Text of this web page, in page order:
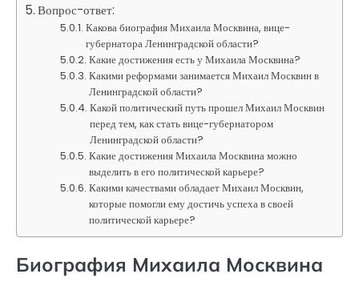
Вопрос-ответ:
Какова биография Михаила Москвина, вице-
губернатора Ленинградской области?
Какие достижения есть у Михаила Москвина?
Какими реформами занимается Михаил Москвин в
Ленинградской области?
Какой политический путь прошел Михаил Москвин
перед тем, как стать вице-губернатором
Ленинградской области?
Какие достижения Михаила Москвина можно
выделить в его политической карьере?
Какими качествами обладает Михаил Москвин,
которые помогли ему достичь успеха в своей
политической карьере?
Биография Михаила Москвина